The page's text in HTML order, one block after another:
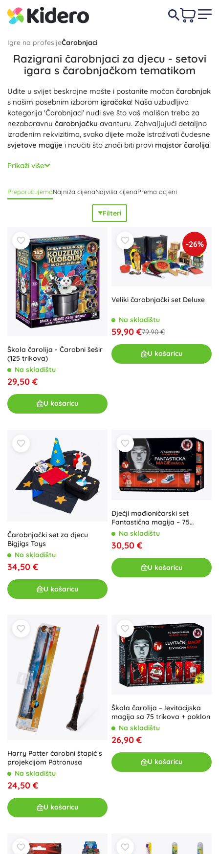
Igre na profesijeČarobnjaci
Razigrani čarobnjaci za djecu - setovi
igara s čarobnjačkom tematikom
Uđite u svijet beskrajne mašte i postanite moćan čarobnjak
s našim posebnim izborom igračaka! Naša uzbudljiva
kategorija 'Čarobnjaci' nudi sve što vaš mališan treba za
nezaboravnu čarobnjačku avanturu. Zahvaljujući detaljno
izrađenim rekvizitima, svako dijete može istraživati čudesne
svjetove magije i naučiti što znači biti pravi majstor čarolija.
S prolazima kroz ovu kategoriju, otkrit ćete mnoštvo
kreativnihi
pomažu u razvijanjukritičkog razmišljanjai maštovitosti
Bez obzira tražite li čarolije, štapiće ili
sigurni smo da ćete pronaći sve što vam treba da vaša
majstori magije
'Čarobnjaci' kolekciji je pažljivo odabrana kako bi potaknula
kreativnosti pružila satezabave
. Približite svojoj obitelji
magični svijet fantazije iiznenaditeih jedinstvenim
čarobnimpoklonima. Ne propustite priliku da vaše dijete
otkrije čarobnusnagu i razvije svoje sposobnosti u ovom
uzbudljivom svijetu!
Prikaži više
PreporučujemoNajniža cijenaNajviša cijenaPrema ocjeni
Filteri
Škola čarolija - Čarobni šešir
(125 trikova)
Na skladištu
29,50 €
U košaricu
-26%
Veliki čarobnjački set Deluxe
Na skladištu
59,90 €79,90 €
U košaricu
Čarobnjački set za djecu
Bigjigs Toys
Na skladištu
34,50 €
U košaricu
Dječji mađioničarski set
Fantastična magija – 75
trikova
Na skladištu
30,50 €
U košaricu
Harry Potter čarobni štapić s
projekcijom Patronusa
Na skladištu
24,50 €
U košaricu
Škola čarolija – levitacijska
magija sa 75 trikova + poklon
Na skladištu
26,90 €
U košaricu